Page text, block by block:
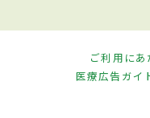
ご利用にあ
医療広告ガイ